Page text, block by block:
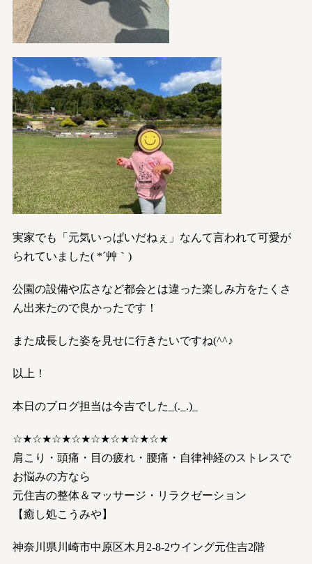
実家でも「元気いっぱいだねぇ」なんて言われて可愛が
られていました( *´艸｀)
公園の設備や広さなど都会とは違った楽しみ方をたくさ
ん出来たので良かったです！
また成長した姿を見せに行きたいですね(^^♪
以上！
本日のブログ担当は今吉でした_(._.)_
☆★☆★☆★☆★☆★☆★☆★☆★
肩こり・頭痛・目の疲れ・腰痛・自律神経のストレスで
お悩みの方なら
元住吉の整体＆マッサージ・リラクゼーション
【癒し処こうみや】
神奈川県川崎市中原区木月2-8-2ウイング元住吉2階